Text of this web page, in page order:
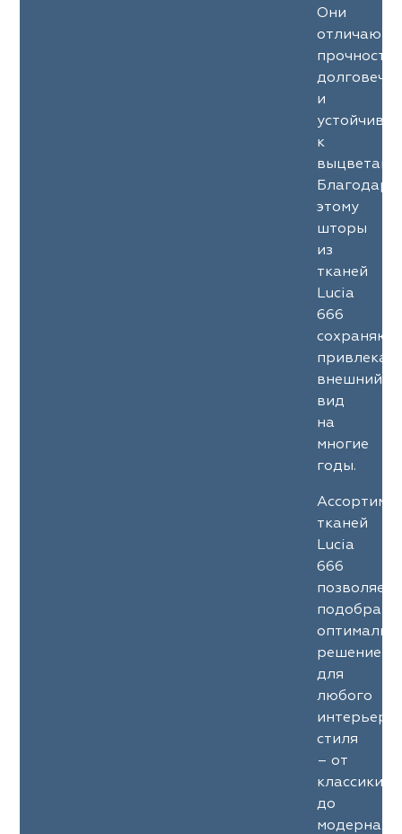
Они
и
к
Благодаря
этому
шторы
из
тканей
Lucia
666
сохраняют
внешний
вид
на
многие
годы.
тканей
Lucia
666
позволяет
подобрать
решение
для
любого
стиля
– от
классики
до
модерна.